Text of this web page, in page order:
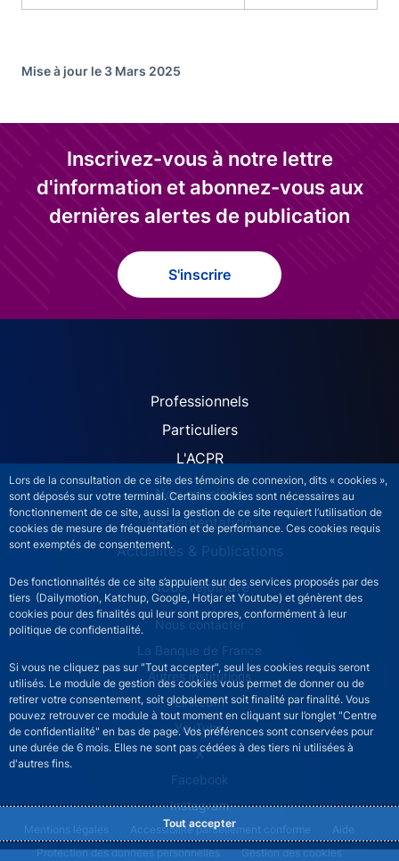
Lors de la consultation de ce site des témoins de connexion, dits « cookies »,
sont déposés sur votre terminal. Certains cookies sont nécessaires au
fonctionnement de ce site, aussi la gestion de ce site requiert l’utilisation de
cookies de mesure de fréquentation et de performance. Ces cookies requis
sont exemptés de consentement.
Des fonctionnalités de ce site s’appuient sur des services proposés par des
tiers (Dailymotion, Katchup, Google, Hotjar et Youtube) et génèrent des
cookies pour des finalités qui leur sont propres, conformément à leur
politique de confidentialité.
Si vous ne cliquez pas sur "Tout accepter", seul les cookies requis seront
utilisés. Le module de gestion des cookies vous permet de donner ou de
retirer votre consentement, soit globalement soit finalité par finalité. Vous
pouvez retrouver ce module à tout moment en cliquant sur l’onglet "Centre
de confidentialité" en bas de page. Vos préférences sont conservées pour
une durée de 6 mois. Elles ne sont pas cédées à des tiers ni utilisées à
d'autres fins.
Tout accepter
Mise à jour le 3 Mars 2025
Inscrivez-vous à notre lettre
d'information et abonnez-vous aux
dernières alertes de publication
S'inscrire
ACPR site navigation
Professionnels
Particuliers
L'ACPR
Nos missions
Réglementation
Actualités & Publications
Nous rejoindre
ACPR footer secondary menu (French)
Nous contacter
La Banque de France
Autres institutions
LinkedIn
YouTube
X
Facebook
Instagram
ACPR footer legal notice menu
Mentions légales Accessibilité partiellement conforme
Aide
Protection des données personnelles
Gestion des cookies